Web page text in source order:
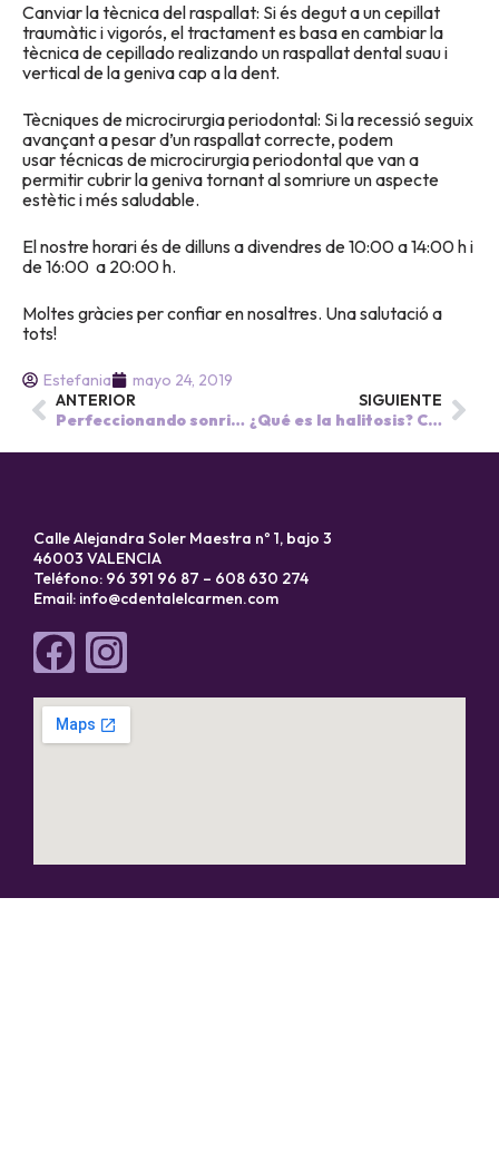
Canviar la tècnica del raspallat: Si és degut a un cepillat
traumàtic i vigorós, el tractament es basa en cambiar la
tècnica de cepillado realizando un raspallat dental suau i
vertical de la geniva cap a la dent.
Tècniques de microcirurgia periodontal: Si la recessió seguix
avançant a pesar d’un raspallat correcte, podem
usar técnicas de microcirurgia periodontal que van a
permitir cubrir la geniva tornant al somriure un aspecte
estètic i més saludable.
El nostre horari és de dilluns a divendres de 10:00 a 14:00 h i
de 16:00 a 20:00 h.
Moltes gràcies per confiar en nosaltres. Una salutació a
tots!
Estefania
mayo 24, 2019
ANTERIOR
Perfeccionando sonrisas!!
SIGUIENTE
¿Qué es la halitosis? Causas y tratamientos/ Què és l’halitosi? Causes i tractament.
Calle Alejandra Soler Maestra nº 1, bajo 3
46003 VALENCIA
Teléfono: 96 391 96 87 – 608 630 274
Email: info@cdentalelcarmen.com